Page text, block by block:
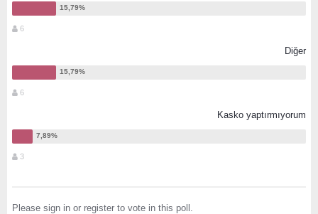
6
Diğer
6
Kasko yaptırmıyorum
3
Please sign in or register to vote in this poll.